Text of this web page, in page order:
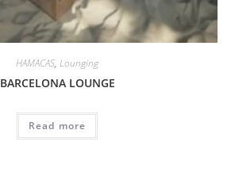
HAMACAS, Lounging
BARCELONA LOUNGE
Read more